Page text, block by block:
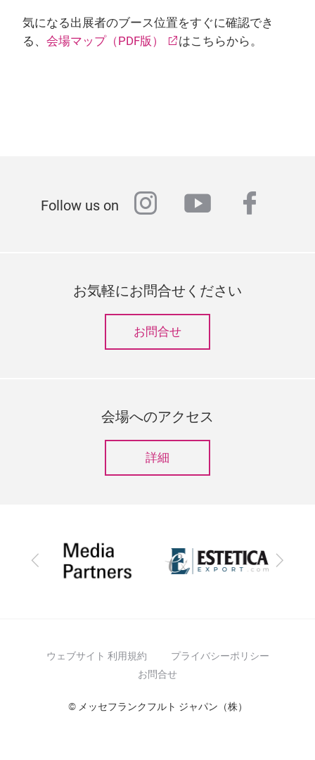
気になる出展者のブース位置をすぐに確認でき
る、 会場マップ（PDF版） はこちらから。
Follow us on instagram
youtube
お気軽にお問合せください
お問合せ
会場へのアクセス
詳細
前
次
ウェブサイト 利用規約
プライバシーポリシー
お問合せ
© メッセフランクフルト ジャパン（株）